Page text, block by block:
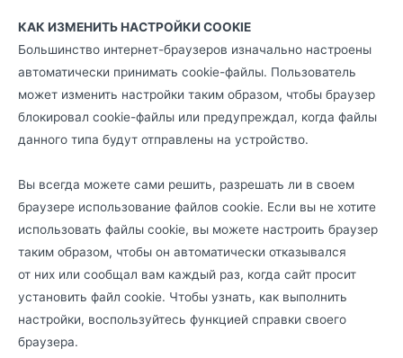
КАК ИЗМЕНИТЬ НАСТРОЙКИ COOKIE
Большинство интернет-браузеров изначально настроены
автоматически принимать cookie-файлы. Пользователь
может изменить настройки таким образом, чтобы браузер
блокировал cookie-файлы или предупреждал, когда файлы
данного типа будут отправлены на устройство.
Вы всегда можете сами решить, разрешать ли в своем
браузере использование файлов cookie. Если вы не хотите
использовать файлы cookie, вы можете настроить браузер
таким образом, чтобы он автоматически отказывался
от них или сообщал вам каждый раз, когда сайт просит
установить файл cookie. Чтобы узнать, как выполнить
настройки, воспользуйтесь функцией справки своего
браузера.